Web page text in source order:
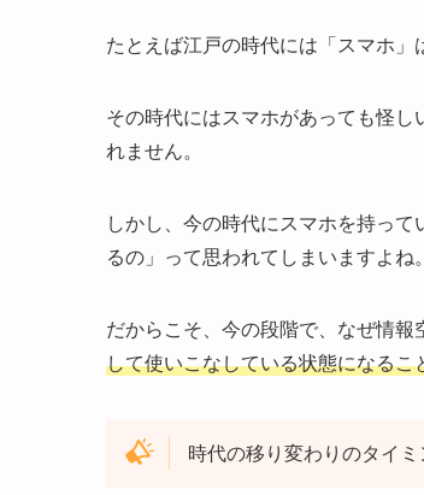
たとえば江戸の時代には「スマホ」
その時代にはスマホがあっても怪
れません。
しかし、今の時代にスマホを持っ
るの」って思われてしまいますよね。
だからこそ、今の段階で、なぜ情報
して使いこなしている状態になるこ
時代の移り変わりのタイ